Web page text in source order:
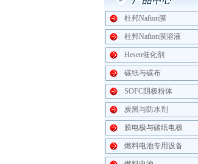
杜邦Nafion膜
杜邦Nafion膜溶液
Hesen催化剂
碳纸与碳布
SOFC阴极粉体
炭黑与防水剂
膜电极与碳纸电极
燃料电池专用设备